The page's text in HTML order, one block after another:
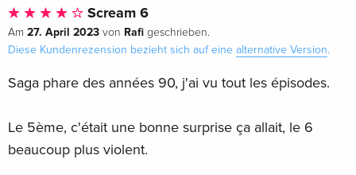
Scream 6
Am 27. April 2023 von Rafi geschrieben.
Diese Kundenrezension bezieht sich auf eine alternative Version.
Saga phare des années 90, j'ai vu tout les épisodes.
Le 5ème, c'était une bonne surprise ça allait, le 6
beaucoup plus violent.